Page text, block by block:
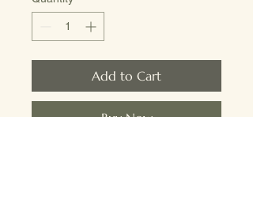
Add to Cart
Buy Now